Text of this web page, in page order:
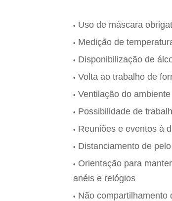
Uso de máscara
Medição de
Disponibilização de
Volta ao trabalho de
Ventilação do ambiente
Possibilidade de
Reuniões e eventos à
Distanciamento de
Orientação para
anéis e relógios
Não compartilhamento